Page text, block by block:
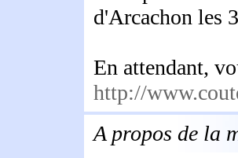
d'Arcachon les
En attendant,
http://
A propos de la